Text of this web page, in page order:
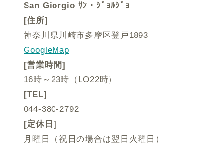
San Giorgio ｻﾝ・ｼﾞｮﾙｼﾞｮ
[住所]
神奈川県川崎市多摩区登戸1893
GoogleMap
[営業時間]
16時～23時（LO22時）
[TEL]
044-380-2792
[定休日]
月曜日（祝日の場合は翌日火曜日）